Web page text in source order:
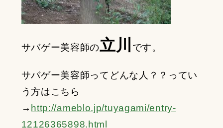
サバゲー美容師の立川 です。
サバゲー美容師ってどんな人？？ってい
う方はこちら
→ http://ameblo.jp/tuyagami/entry-
12126365898.html